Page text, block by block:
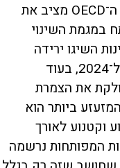
דו"ח של ארגון הבטיחות בדרכים של ה־OECD מציב את
במגמת השינוי
השיגו ירידה
בשיעור ההרוגים בעשור שבין 2014 ל־2024, בעוד
של 38%. היא חולקת את הצמרת
ביותר הוא
אופנוע וקטנוע לאורך
המפותחות נרשמה